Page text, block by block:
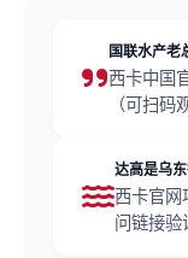
国联水产老
西卡中国
（可扫码
达高是乌
西卡官网
问链接验